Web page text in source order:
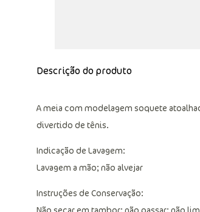
Descrição do produto
A meia com modelagem soquete
divertido de tênis.
Indicação de Lavagem:
Lavagem a mão; não alvejar
Instruções de Conservação:
Não secar em tambor; não passar; não